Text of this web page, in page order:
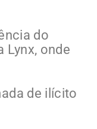
do
Lynx, onde
de ilícito